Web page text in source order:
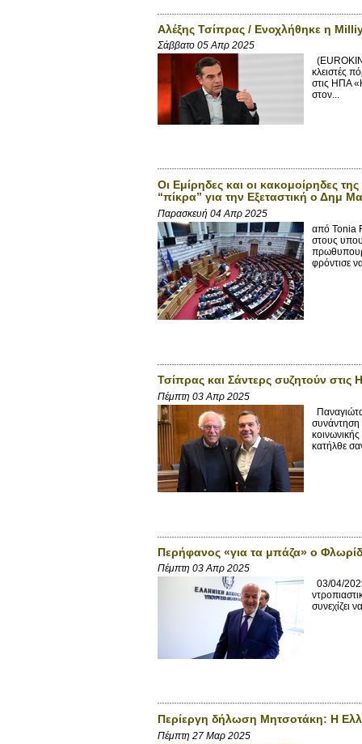
Αλέξης Τσίπρας / Ενοχλήθηκε η
Σάββατο 05 Απρ 2025
κλειστές
στις ΗΠΑ
στον...
Οι Εμίρηδες και οι κακομοίρηδες
“πίκρα” για την Εξεταστική ο Δημ
Παρασκευή 04 Απρ 2025
από Tonia
στους
φρόντισε
Τσίπρας και Σάντερς συζητούν στις
Πέμπτη 03 Απρ 2025
συνάντηση
κατήλθε
Περήφανος «για τα μπάζα» ο
Πέμπτη 03 Απρ 2025
03/04/
συνεχίζει
Περίεργη δήλωση Μητσοτάκη: Η
Πέμπτη 27 Μαρ 2025